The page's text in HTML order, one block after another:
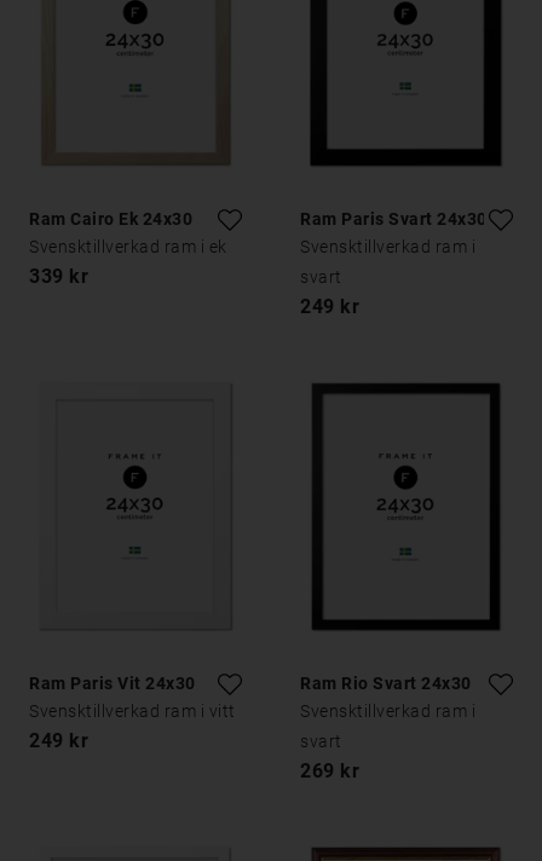
Ram Cairo Ek 24x30
Svensktillverkad ram i ek
339 kr
Ram Paris Svart 24x30
Svensktillverkad ram i
svart
249 kr
Ram Paris Vit 24x30
Svensktillverkad ram i vitt
249 kr
Ram Rio Svart 24x30
Svensktillverkad ram i
svart
269 kr